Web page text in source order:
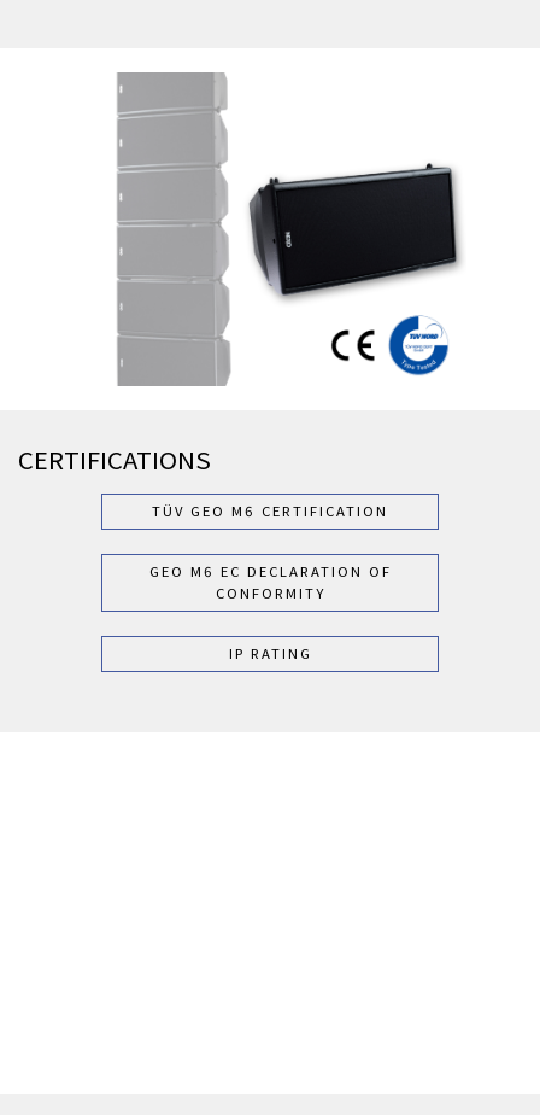
CERTIFICATIONS
TÜV GEO M6 CERTIFICATION
GEO M6 EC DECLARATION OF
CONFORMITY
IP RATING